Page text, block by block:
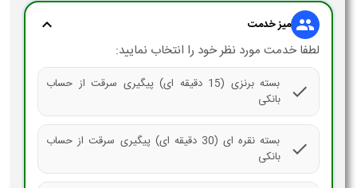
group میز خدمت expand_more
لطفا خدمت مورد نظر خود را انتخاب نمایید:
check
بسته برنزی (15 دقیقه ای) پیگیری سرقت از حساب
بانکی
check
بسته نقره ای (30 دقیقه ای) پیگیری سرقت از حساب
بانکی